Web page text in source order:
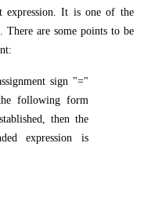
t expression It is one of the
There are somepoints to be
nt:
ssignment sign "="
he following form
ablished then the
ed expression
is